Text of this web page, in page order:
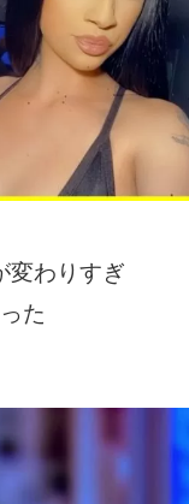
変わりすぎ
た